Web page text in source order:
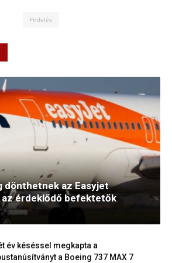
Hirdetés
dönthetnek az Easyjet
érdeklődő befektetők
év késéssel megkapta a
a Boeing 737 MAX 7